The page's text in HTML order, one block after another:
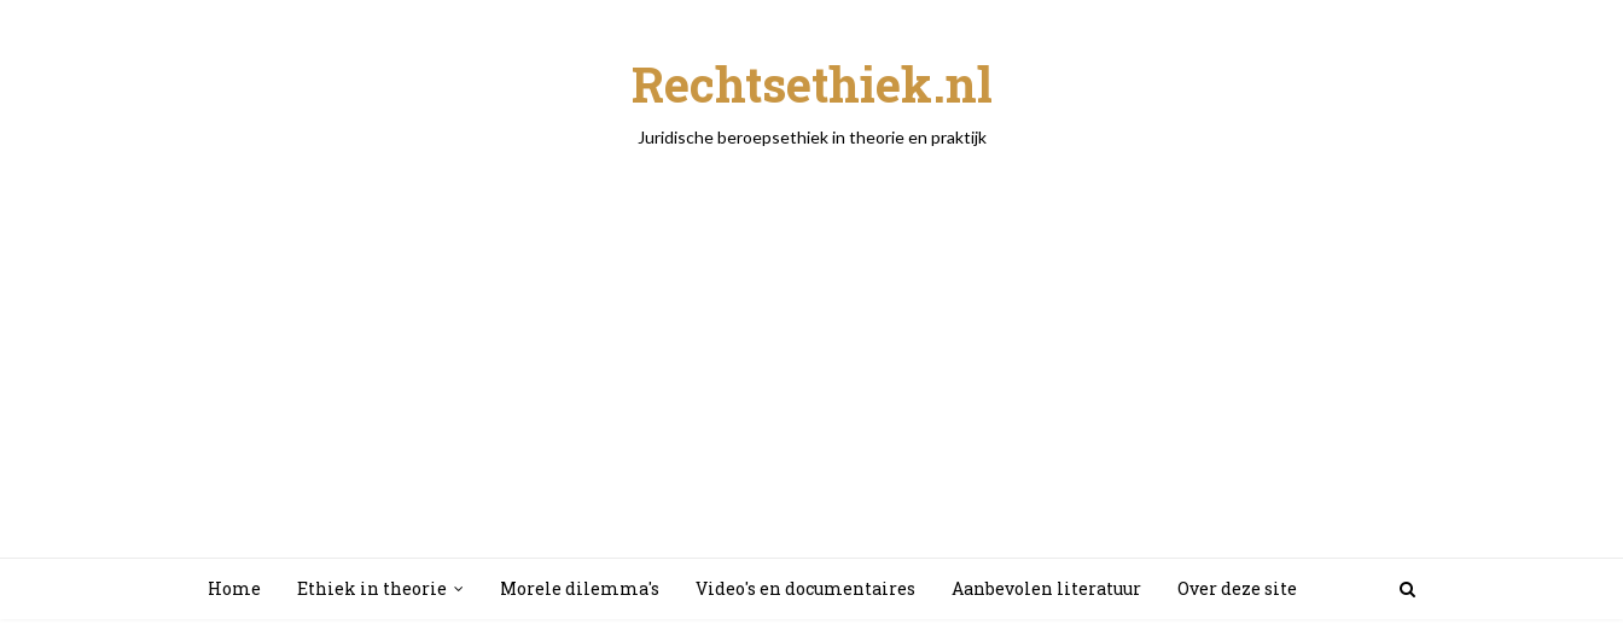
Rechtsethiek.nl
Juridische beroepsethiek in theorie en praktijk
Home Ethiek in theorie Morele dilemma's Video's en documentaires Aanbevolen literatuur Over deze site